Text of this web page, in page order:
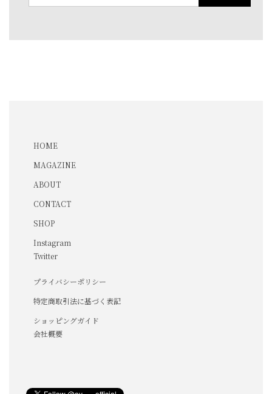
HOME
MAGAZINE
ABOUT
CONTACT
SHOP
Instagram
Twitter
プライバシーポリシー
特定商取引法に基づく表記
ショッピングガイド
会社概要